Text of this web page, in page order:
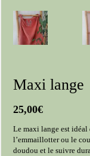
Maxi lange
25,00€
Le maxi lange est idéal
l’emmaillotter ou le
doudou et le suivre